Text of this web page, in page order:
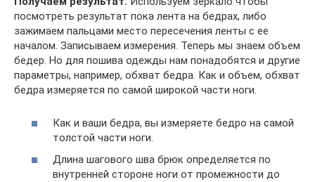
посмотреть результат пока лента на бедрах, либо
зажимаем пальцами место пересечения ленты с ее
началом. Записываем измерения. Теперь мы знаем объем
бедер. Но для пошива одежды нам понадобятся и другие
параметры, например, обхват бедра. Как и объем, обхват
бедра измеряется по самой широкой части ноги.
Как и ваши бедра, вы измеряете бедро на самой
толстой части ноги.
Длина шагового шва брюк определяется по
внутренней стороне ноги от промежности до